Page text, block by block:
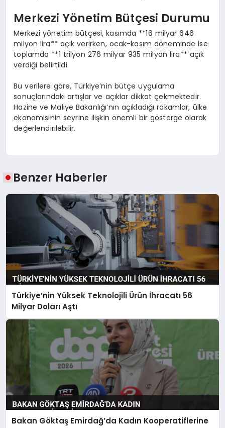
Merkezi Yönetim Bütçesi Durumu
Merkezi yönetim bütçesi, kasımda **16 milyar 646
milyon lira** açık verirken, ocak-kasım döneminde ise
toplamda **1 trilyon 276 milyar 935 milyon lira** açık
verdiği belirtildi.
Bu verilere göre, Türkiye’nin bütçe uygulama
sonuçlarındaki artışlar ve açıklar dikkat çekmektedir.
Hazine ve Maliye Bakanlığı’nın açıkladığı rakamlar, ülke
ekonomisinin seyrine ilişkin önemli bir gösterge olarak
değerlendirilebilir.
Benzer Haberler
Türkiye’nin Yüksek Teknolojili Ürün İhracatı 56
Milyar Doları Aştı
Bakan Göktaş Emirdağ’da Kadın Kooperatiflerine